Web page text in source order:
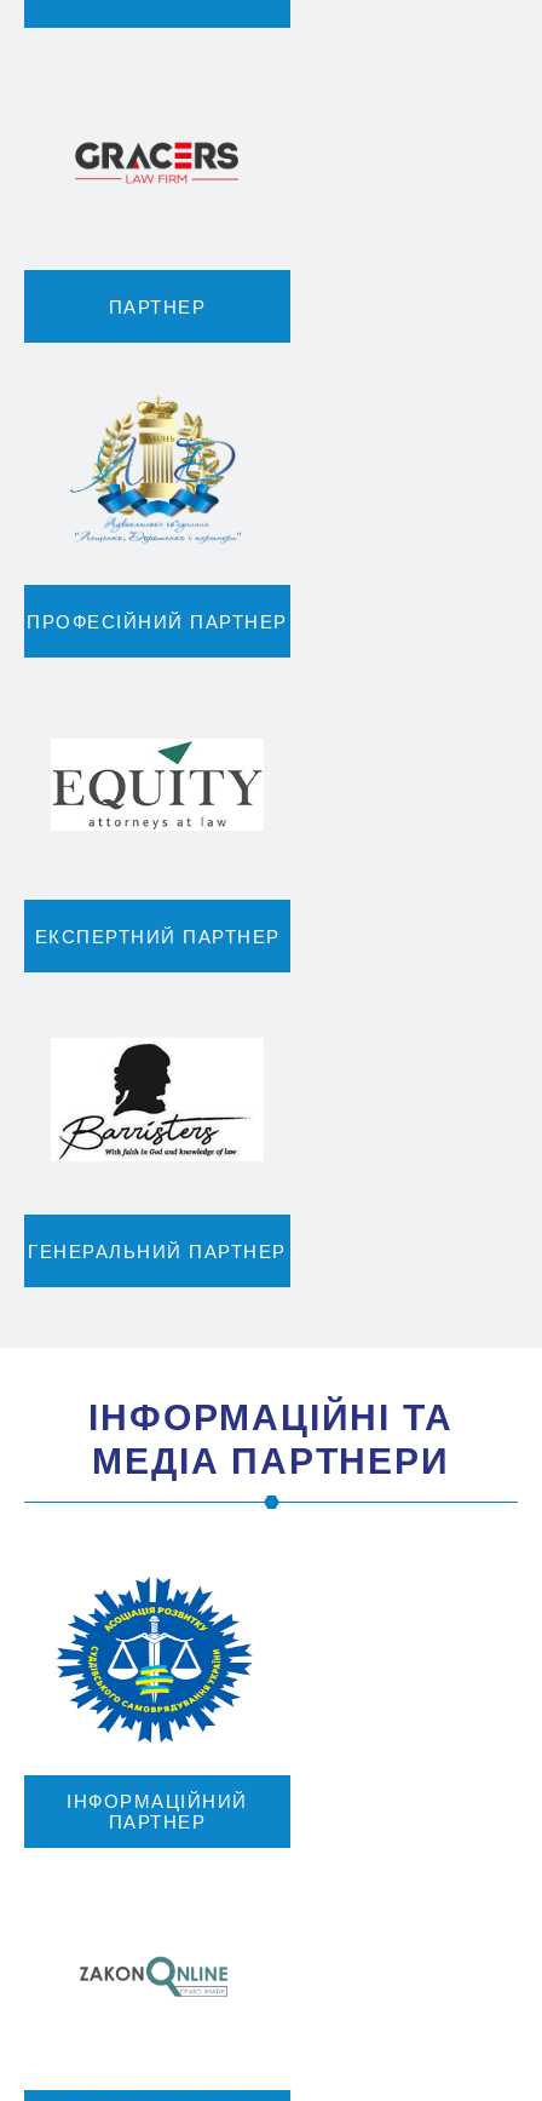
ПАРТНЕР
ПРОФЕСІЙНИЙ ПАРТНЕР
ЕКСПЕРТНИЙ ПАРТНЕР
ГЕНЕРАЛЬНИЙ ПАРТНЕР
IНФОРМАЦIЙНI ТА
МЕДIА ПАРТНЕРИ
ІНФОРМАЦІЙНИЙ
ПАРТНЕР